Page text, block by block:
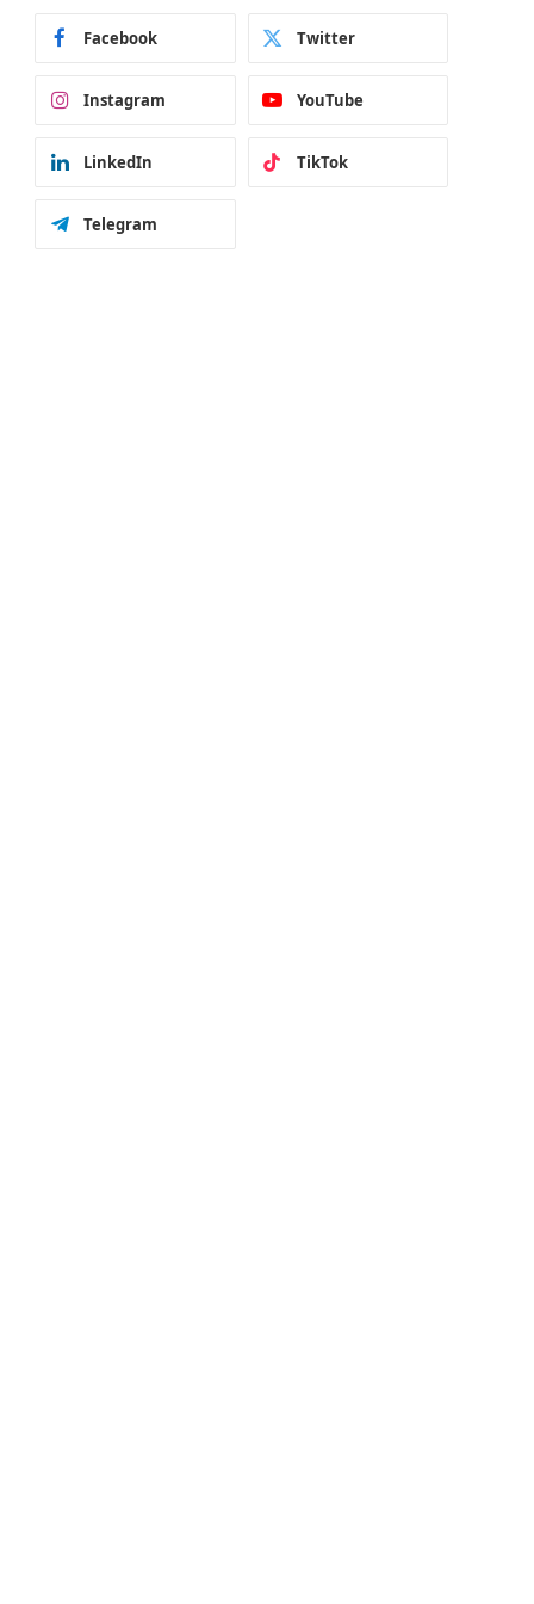
Facebook Twitter
Instagram YouTube
LinkedIn TikTok
Telegram